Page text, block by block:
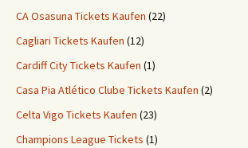
CA Osasuna Tickets Kaufen (22)
Cagliari Tickets Kaufen (12)
Cardiff City Tickets Kaufen (1)
Casa Pia Atlético Clube Tickets Kaufen (2)
Celta Vigo Tickets Kaufen (23)
Champions League Tickets (1)